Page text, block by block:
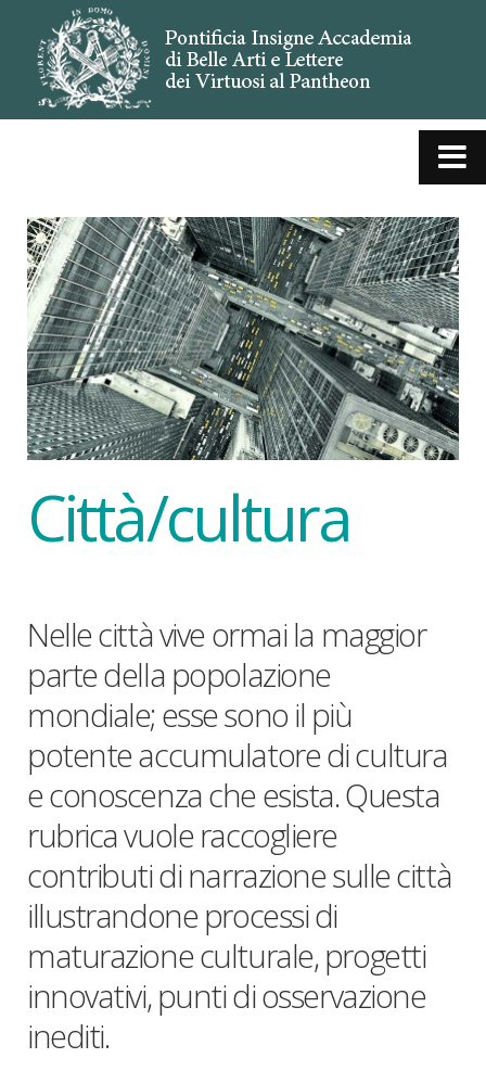
Città/cultura
Nelle città vive ormai la maggior
parte della popolazione
mondiale; esse sono il più
potente accumulatore di cultura
e conoscenza che esista. Questa
rubrica vuole raccogliere
contributi di narrazione sulle città
illustrandone processi di
maturazione culturale, progetti
innovativi, punti di osservazione
inediti.